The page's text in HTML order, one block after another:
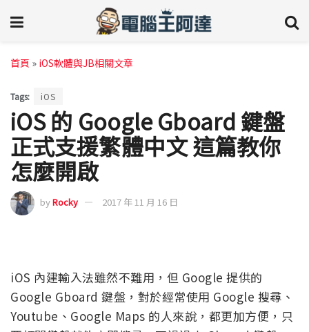
首頁 » iOS軟體與JB相關文章
Tags: iOS
iOS 的 Google Gboard 鍵盤
正式支援繁體中文 這篇教你
怎麼開啟
byRocky 2017 年 11 月 16 日
iOS 內建輸入法雖然不難用，但 Google 提供的
Google Gboard 鍵盤，對於經常使用 Google 搜尋、
Youtube、Google Maps 的人來說，都更加方便，只